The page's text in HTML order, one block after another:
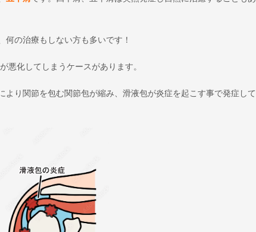
何の治療もしない方も多いです！
悪化してしまうケースがあります。
より関節を包む関節包が縮み、滑液包が炎症を起こす事で発症して